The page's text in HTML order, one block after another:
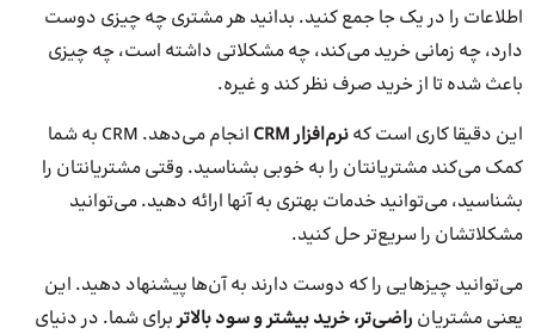
اطلاعات را در یک جا جمع کنید. بدانید هر مشتری چه چیزی دوست
دارد، چه زمانی خرید می‌کند، چه مشکلاتی داشته است، چه چیزی
باعث شده تا از خرید صرف نظر کند و غیره.
این دقیقا کاری است کهنرمافزارCRM
انجام می‌دهد. CRM به شما
کمک می‌کند مشتریانتان را به خوبی بشناسید. وقتی مشتریانتان را
بشناسید، می‌توانید خدمات بهتری به آنها ارائه دهید. می‌توانید
مشکلاتشان را سریع‌تر حل کنید.
می‌توانید چیزهایی را که دوست دارند به آن‌ها پیشنهاد دهید. این
یعنی مشتریان راضیتر، خرید بیشتر و سود بالاتربرای شما. در دنیای